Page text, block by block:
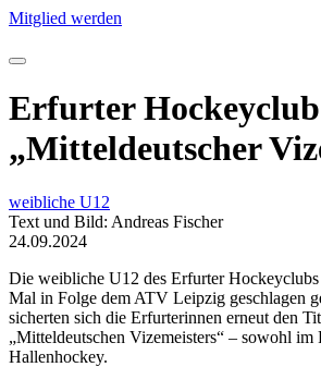
Mitglied werden
Erfurter
„Mitteldeutscher
weibliche U12
Text und Bild: Andreas Fischer
24.09.2024
Die weibliche U12 des Erfurter
Mal in Folge dem ATV Leipzig geschlagen
sicherten sich die Erfurterinnen erneut den
„Mitteldeutschen Vizemeisters“ – sowohl im
Hallenhockey.